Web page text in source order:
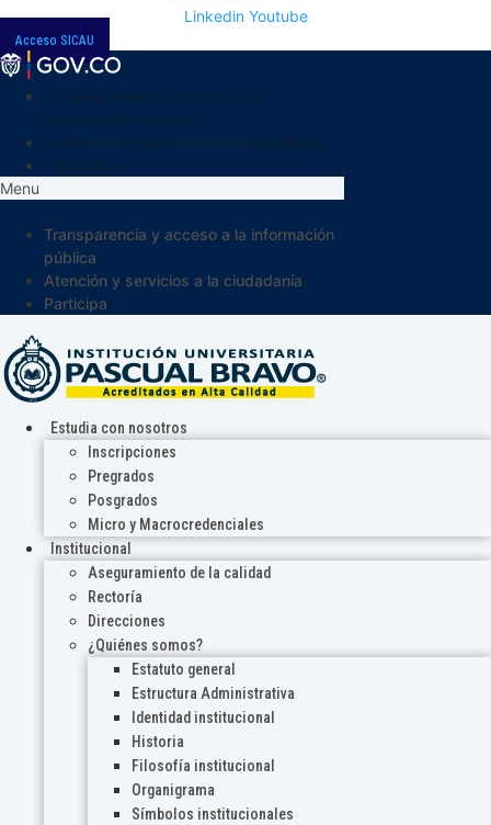
Linkedin Youtube
Acceso SICAU
Menu
Transparencia y acceso a la información
pública
Atención y servicios a la ciudadanía
Participa
Estudia con nosotros
Inscripciones
Pregrados
Posgrados
Micro y Macrocredenciales
Institucional
Aseguramiento de la calidad
Rectoría
Direcciones
¿Quiénes somos?
Estatuto general
Estructura Administrativa
Identidad institucional
Historia
Filosofía institucional
Organigrama
Símbolos institucionales